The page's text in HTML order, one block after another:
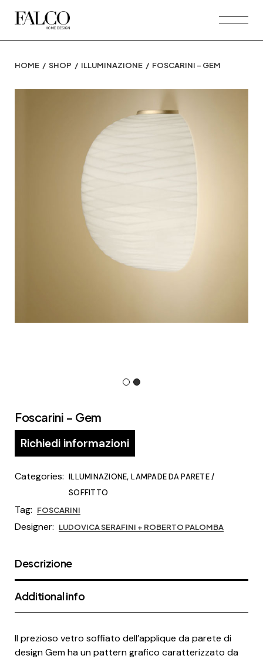
HOME SHOP ILLUMINAZIONE FOSCARINI – GEM
Foscarini – Gem
Richiedi informazioni
Categories: ILLUMINAZIONE,LAMPADE DA PARETE /
SOFFITTO
Tag: FOSCARINI
Designer: LUDOVICA SERAFINI + ROBERTO PALOMBA
Descrizione
Additional info
Il prezioso vetro soffiato dell’applique da parete di
design Gem ha un pattern grafico caratterizzato da